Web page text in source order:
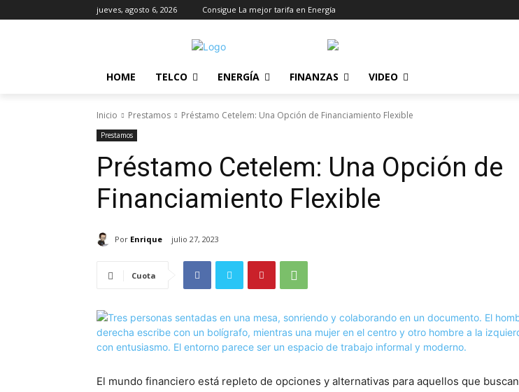
jueves, agosto 6, 2026 Consigue La mejor tarifa en Energía
HOME TELCO ENERGÍA FINANZAS VIDEO
Inicio Prestamos Préstamo Cetelem: Una Opción de Financiamiento Flexible
Prestamos
Préstamo Cetelem: Una Opción de
Financiamiento Flexible
Por Enrique julio 27, 2023
Cuota
El mundo financiero está repleto de opciones y alternativas para aquellos que buscan